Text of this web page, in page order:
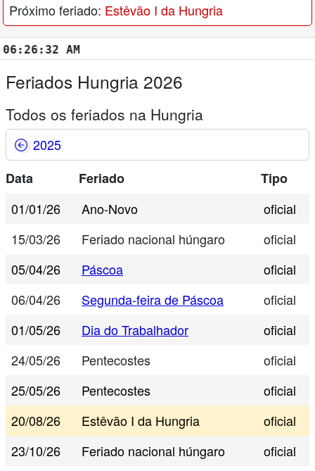
Próximo feriado: Estêvão I da Hungria
AM
Feriados Hungria 2026
Todos os feriados na Hungria
2025
Data
Feriado
Tipo
01/01/26
Ano-Novo
oficial
15/03/26
Feriado nacional húngaro
oficial
05/04/26
Páscoa
oficial
06/04/26
Segunda-feira de Páscoa
oficial
01/05/26
Dia do Trabalhador
oficial
24/05/26
Pentecostes
oficial
25/05/26
Pentecostes
oficial
20/08/26
Estêvão I da Hungria
oficial
23/10/26
Feriado nacional húngaro
oficial